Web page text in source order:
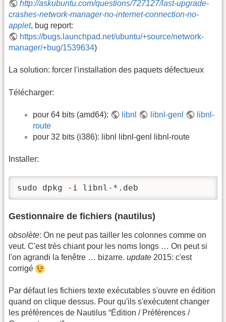
http://askubuntu.com/questions/727127/last-upgrade-
crashes-network-manager-no-internet-connection-no-
applet, bug report:
https://bugs.launchpad.net/ubuntu/+source/network-
manager/+bug/1539634)
La solution: forcer l'installation des paquets défectueux
Télécharger:
pour 64 bits (amd64): libnl libnl-genl
libnl-
route
pour 32 bits (i386): libnl libnl-genl libnl-route
Installer:
sudo dpkg -i libnl-*.deb
Gestionnaire de fichiers (nautilus)
obsolète: On ne peut pas tailler les colonnes comme on
veut. C'est très chiant pour les noms longs … On peut si
l'on agrandi la fenêtre … bizarre. update 2015: c'est
corrigé
Par défaut les fichiers texte exécutables s'ouvre en édition
quand on clique dessus. Pour qu'ils s'exécutent changer
les préférences de Nautilus “Édition / Préférences /